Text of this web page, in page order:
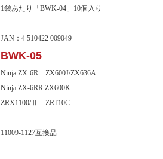
1袋あたり「BWK-04」10個入り
JAN：4 510422 009049
BWK-05
Ninja ZX-6R ZX600J/ZX636A
Ninja ZX-6RR ZX600K
ZRX1100/Ⅱ ZRT10C
11009-1127互換品